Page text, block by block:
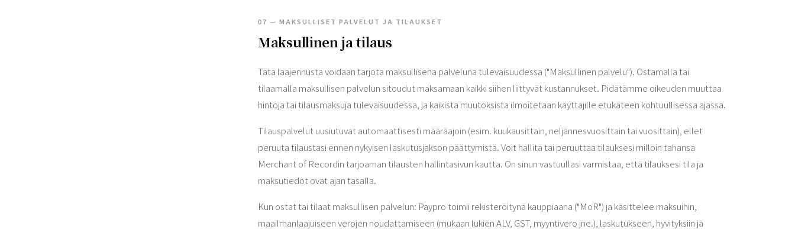
07 — MAKSULLISET PALVELUT JA TILAUKSET
Maksullinen ja tilaus
Tätä laajennusta voidaan tarjota maksullisena palveluna tulevaisuudessa ("Maksullinen palvelu"). Ostamalla tai
tilaamalla maksullisen palvelun sitoudut maksamaan kaikki siihen liittyvät kustannukset. Pidätämme oikeuden muuttaa
hintoja tai tilausmaksuja tulevaisuudessa, ja kaikista muutoksista ilmoitetaan käyttäjille etukäteen kohtuullisessa ajassa.
Tilauspalvelut uusiutuvat automaattisesti määräajoin (esim. kuukausittain, neljännesvuosittain tai vuosittain), ellet
peruuta tilaustasi ennen nykyisen laskutusjakson päättymistä. Voit hallita tai peruuttaa tilauksesi milloin tahansa
Merchant of Recordin tarjoaman tilausten hallintasivun kautta. On sinun vastuullasi varmistaa, että tilauksesi tila ja
maksutiedot ovat ajan tasalla.
Kun ostat tai tilaat maksullisen palvelun: Paypro toimii rekisteröitynä kauppiaana ("MoR") ja käsittelee maksuihin,
maailmanlaajuiseen verojen noudattamiseen (mukaan lukien ALV, GST, myyntivero jne.), laskutukseen, hyvityksiin ja